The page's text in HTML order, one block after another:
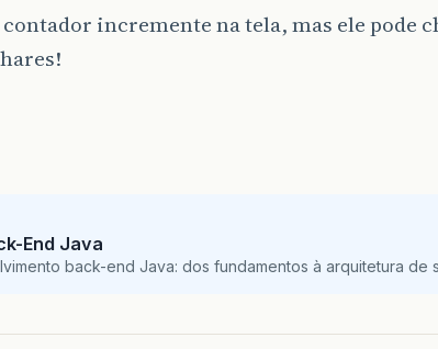
incremente na tela, mas ele pode
End Java
back-end Java: dos fundamentos à arquitetura de